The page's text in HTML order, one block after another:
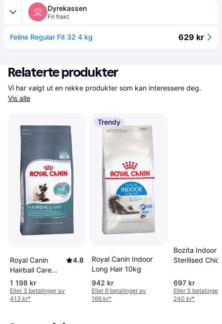
Dyrekassen
Fri frakt
Feline Regular Fit 32 4 kg 629 kr
Relaterte produkter
Vis alle
Royal Canin
Hairball Care
10kg
4.8
1 198 kr
Eller 3 betalinger av
413 kr*
Trendy
Royal Canin Indoor
Long Hair 10kg
942 kr
Eller 6 betalinger av
166 kr*
Bozita Indoor
Sterilised
697 kr
Eller 3 betalinger
240 kr*